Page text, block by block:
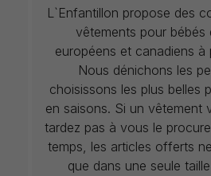
L`Enfantillon propose des
vêtements pour bébés
européens et canadiens à
Nous dénichons les
choisissons les plus belles
en saisons. Si un vêtement
tardez pas à vous le
temps, les articles offerts
que dans une seule